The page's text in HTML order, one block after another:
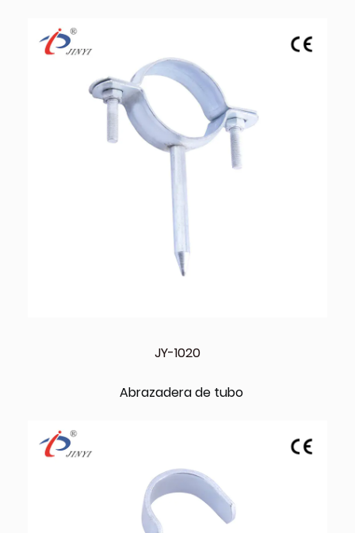
JY-1020
Abrazadera de tubo